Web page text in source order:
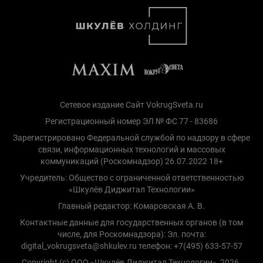
Сетевое издание Сайт VokrugSveta.ru
Регистрационный номер ЭЛ № ФС 77 - 83686
Зарегистрировано Федеральной службой по надзору в сфере
связи, информационных технологий и массовых
коммуникаций (Роскомнадзор) 26.07.2022 18+
Учредитель: Общество с ограниченной ответственностью
«Шкулёв Диджитал Технологии»
Главный редактор: Комаровская А. В.
Контактные данные для государственных органов (в том
числе, для Роскомнадзора): Эл. почта:
digital_vokrugsveta@shkulev.ru телефон: +7(495) 633-57-57